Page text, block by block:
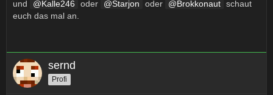
und Kalle246 oder Starjon oder Brokkonaut schaut
euch das mal an.
sernd
Profi